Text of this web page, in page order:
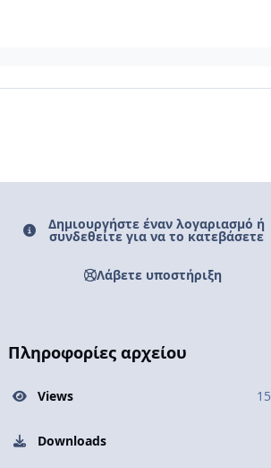
Δημιουργήστε έναν λογαριασμό ή
συνδεθείτε για να το κατεβάσετε
Λάβετε υποστήριξη
Πληροφορίες αρχείου
Views
Downloads